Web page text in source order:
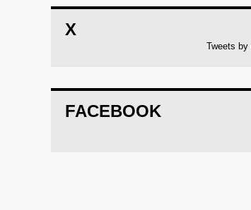
X
Tweets by
FACEBOOK